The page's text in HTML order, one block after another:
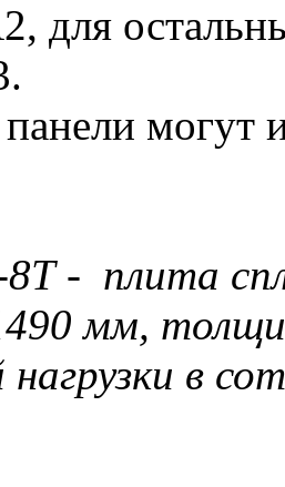
для
могут
- плита
мм,
нагрузки в